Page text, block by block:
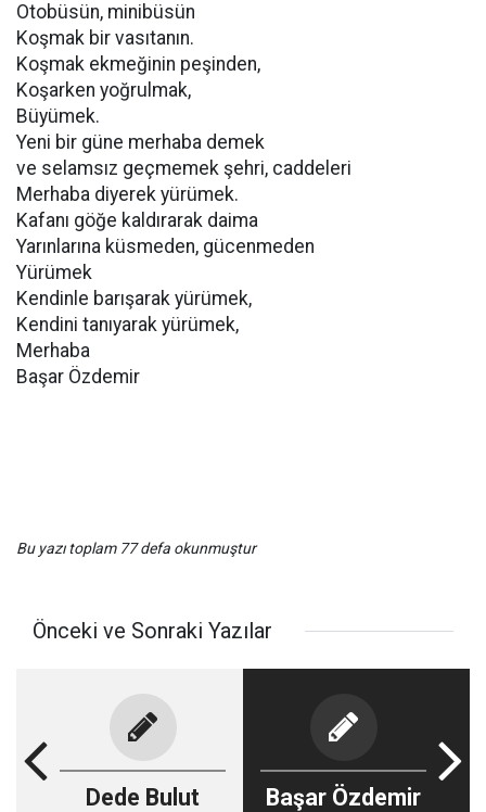
Otobüsün, minibüsün
Koşmak bir vasıtanın.
Koşmak ekmeğinin peşinden,
Koşarken yoğrulmak,
Büyümek.
Yeni bir güne merhaba demek
ve selamsız geçmemek şehri, caddeleri
Merhaba diyerek yürümek.
Kafanı göğe kaldırarak daima
Yarınlarına küsmeden, gücenmeden
Yürümek
Kendinle barışarak yürümek,
Kendini tanıyarak yürümek,
Merhaba
Başar Özdemir
Bu yazı toplam 77 defa okunmuştur
Önceki ve Sonraki Yazılar
Dede Bulut Başar Özdemir